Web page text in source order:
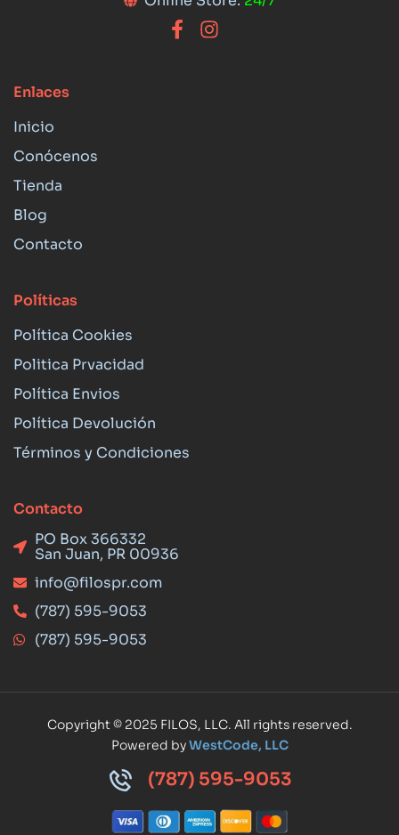
Enlaces
Inicio
Conócenos
Tienda
Blog
Contacto
Políticas
Política Cookies
Politica Prvacidad
Política Envios
Política Devolución
Términos y Condiciones
Contacto
PO Box 366332
San Juan, PR 00936
info@filospr.com
(787) 595-9053
(787) 595-9053
Copyright © 2025 FILOS, LLC. All rights reserved.
Powered byWestCode, LLC
(787) 595-9053